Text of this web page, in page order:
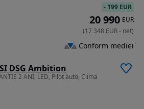
DSG Ambition
2 ANI, LED, Pilot auto, Clima
- 199 EUR
20 990 EUR
(17 348 EUR- net)
Conform mediei